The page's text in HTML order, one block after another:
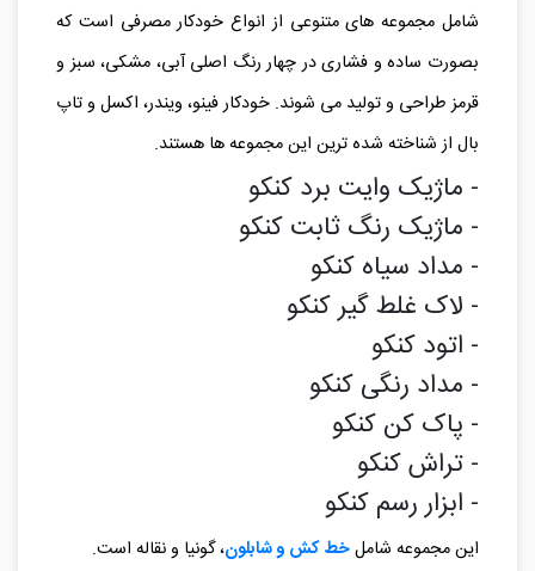
شامل مجموعه های متنوعی از انواع خودکار مصرفی است که
بصورت ساده و فشاری در چهار رنگ اصلی آبی، مشکی، سبز و
قرمز طراحی و تولید می شوند. خودکار فینو، ویندر، اکسل و تاپ
بال از شناخته شده ترین این مجموعه ها هستند.
- ماژیک وایت برد کنکو
- ماژیک رنگ ثابت کنکو
- مداد سیاه کنکو
- لاک غلط گیر کنکو
- اتود کنکو
- مداد رنگی کنکو
- پاک کن کنکو
- تراش کنکو
- ابزار رسم کنکو
این مجموعه شاملخط کش و شابلون، گونیا و نقاله است.